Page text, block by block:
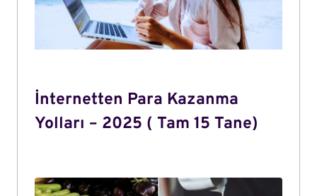
İnternetten Para Kazanma
Yolları – 2025 ( Tam 15 Tane)